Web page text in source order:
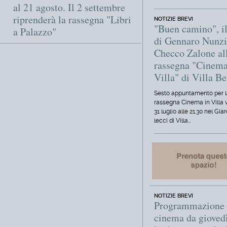
al 21 agosto. Il 2 settembre
riprenderà la rassegna "Libri
a Palazzo"
NOTIZIE BREVI
"Buen camino",
di Gennaro
Checco Zalone
rassegna
Villa" di Villa
Sesto appuntamento per
rassegna Cinema in Villa
31 luglio alle 21.30 nel
lecci di Villa…
NOTIZIE BREVI
Programmazione
cinema da